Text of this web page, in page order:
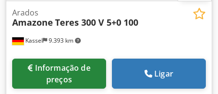
Kassel 9.393 km
Arados
Amazone Teres 300 V 5+0 100
preços
Ligar